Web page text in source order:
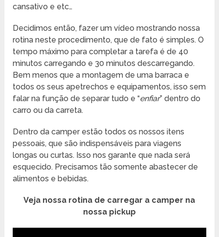
cansativo e etc…
Decidimos então, fazer um vídeo mostrando nossa
rotina neste procedimento, que de fato é simples. O
tempo máximo para completar a tarefa é de 40
minutos carregando e 30 minutos descarregando.
Bem menos que a montagem de uma barraca e
todos os seus apetrechos e equipamentos, isso sem
falar na função de separar tudo e “enfiar” dentro do
carro ou da carreta.
Dentro da camper estão todos os nossos itens
pessoais, que são indispensáveis para viagens
longas ou curtas. Isso nos garante que nada será
esquecido. Precisamos tão somente abastecer de
alimentos e bebidas.
Veja nossa rotina de carregar a camper na
nossa pickup